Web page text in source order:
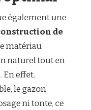
également une
de
matériau
naturel tout en
En effet,
le gazon
ni tonte, ce